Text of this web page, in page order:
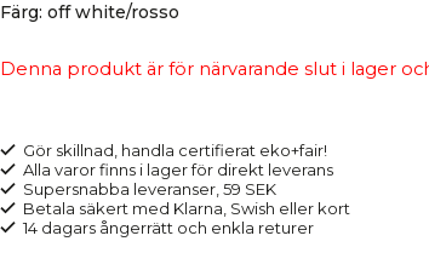
Färg: off white/rosso
Denna produkt är för närvarande slut i lager
Gör skillnad, handla certifierat eko+fair!
Alla varor finns i lager för direkt leverans
Supersnabba leveranser, 59 SEK
Betala säkert med Klarna, Swish eller kort
14 dagars ångerrätt och enkla returer